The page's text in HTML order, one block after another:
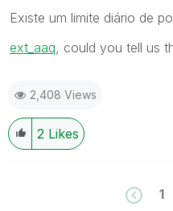
Existe um limite diário de
ext_aaq‌, could you tell us
2,408 Views
2 Likes
1